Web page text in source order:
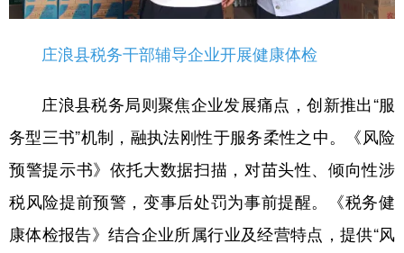
庄浪县税务干部辅导企业开展健康体检
庄浪县税务局则聚焦企业发展痛点，创新推出“服
务型三书”机制，融执法刚性于服务柔性之中。《风险
预警提示书》依托大数据扫描，对苗头性、倾向性涉
税风险提前预警，变事后处罚为事前提醒。《税务健
康体检报告》结合企业所属行业及经营特点，提供“风